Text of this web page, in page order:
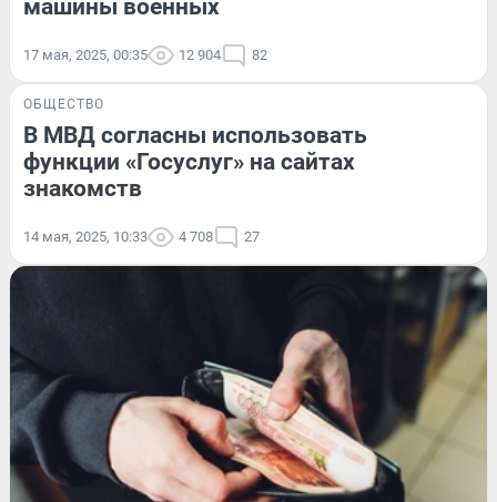
машины военных
17 мая, 2025, 00:35 12 904 82
ОБЩЕСТВО
В МВД согласны использовать
функции «Госуслуг» на сайтах
знакомств
14 мая, 2025, 10:33 4 708 27